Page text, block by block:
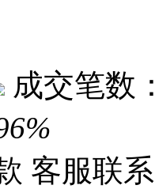
成交笔数
客服联